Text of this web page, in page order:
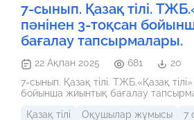
7-сынып. Қазақ тілі.
пәнінен 3-тоқсан
бағалау тапсырмалары.
22 Ақпан 2025 681
20
7-сынып. Қазақ тілі. ТЖБ.«Қазақ
бойынша жиынтық бағалау
Қазақ тілі
Оқушылар жұмысы 7